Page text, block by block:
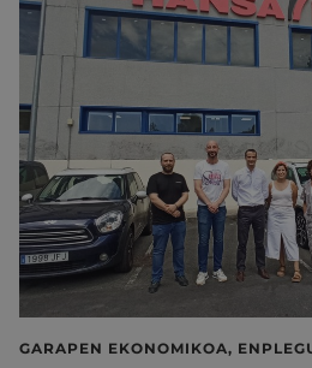
GARAPEN EKONOMIKOA,